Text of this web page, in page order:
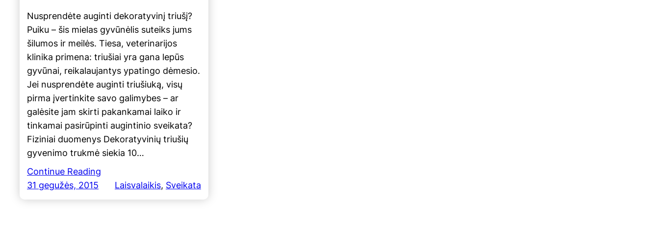
Nusprendėte auginti dekoratyvinį triušį?
Puiku – šis mielas gyvūnėlis suteiks jums
šilumos ir meilės. Tiesa, veterinarijos
klinika primena: triušiai yra gana lepūs
gyvūnai, reikalaujantys ypatingo dėmesio.
Jei nusprendėte auginti triušiuką, visų
pirma įvertinkite savo galimybes – ar
galėsite jam skirti pakankamai laiko ir
tinkamai pasirūpinti augintinio sveikata?
Fiziniai duomenys Dekoratyvinių triušių
gyvenimo trukmė siekia 10…
Continue Reading
31 gegužės, 2015
Laisvalaikis, Sveikata